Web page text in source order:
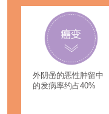
外阴喦的恶性肿留中
的发病率约占40%